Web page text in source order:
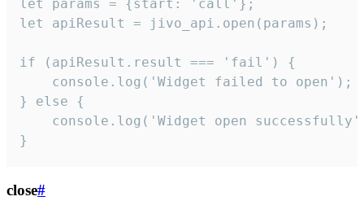
let params = {start: 'call'};
let apiResult = jivo_api.open(params);
if (apiResult.result === 'fail') {
    console.log('Widget failed to open');
} else {
console.log('Widget open
}
close#